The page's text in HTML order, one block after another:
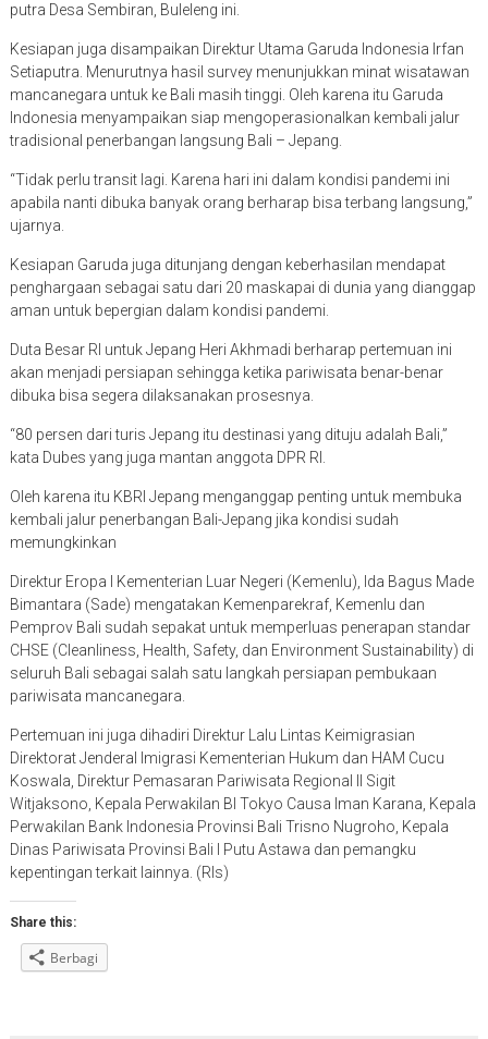
putra Desa Sembiran, Buleleng ini.
Kesiapan juga disampaikan Direktur Utama Garuda Indonesia Irfan
Setiaputra. Menurutnya hasil survey menunjukkan minat wisatawan
mancanegara untuk ke Bali masih tinggi. Oleh karena itu Garuda
Indonesia menyampaikan siap mengoperasionalkan kembali jalur
tradisional penerbangan langsung Bali – Jepang.
“Tidak perlu transit lagi. Karena hari ini dalam kondisi pandemi ini
apabila nanti dibuka banyak orang berharap bisa terbang langsung,”
ujarnya.
Kesiapan Garuda juga ditunjang dengan keberhasilan mendapat
penghargaan sebagai satu dari 20 maskapai di dunia yang dianggap
aman untuk bepergian dalam kondisi pandemi.
Duta Besar RI untuk Jepang Heri Akhmadi berharap pertemuan ini
akan menjadi persiapan sehingga ketika pariwisata benar-benar
dibuka bisa segera dilaksanakan prosesnya.
“80 persen dari turis Jepang itu destinasi yang dituju adalah Bali,”
kata Dubes yang juga mantan anggota DPR RI.
Oleh karena itu KBRI Jepang menganggap penting untuk membuka
kembali jalur penerbangan Bali-Jepang jika kondisi sudah
memungkinkan
Direktur Eropa I Kementerian Luar Negeri (Kemenlu), Ida Bagus Made
Bimantara (Sade) mengatakan Kemenparekraf, Kemenlu dan
Pemprov Bali sudah sepakat untuk memperluas penerapan standar
CHSE (Cleanliness, Health, Safety, dan Environment Sustainability) di
seluruh Bali sebagai salah satu langkah persiapan pembukaan
pariwisata mancanegara.
Pertemuan ini juga dihadiri Direktur Lalu Lintas Keimigrasian
Direktorat Jenderal Imigrasi Kementerian Hukum dan HAM Cucu
Koswala, Direktur Pemasaran Pariwisata Regional II Sigit
Witjaksono, Kepala Perwakilan BI Tokyo Causa Iman Karana, Kepala
Perwakilan Bank Indonesia Provinsi Bali Trisno Nugroho, Kepala
Dinas Pariwisata Provinsi Bali I Putu Astawa dan pemangku
kepentingan terkait lainnya. (Rls)
Share this:
Berbagi